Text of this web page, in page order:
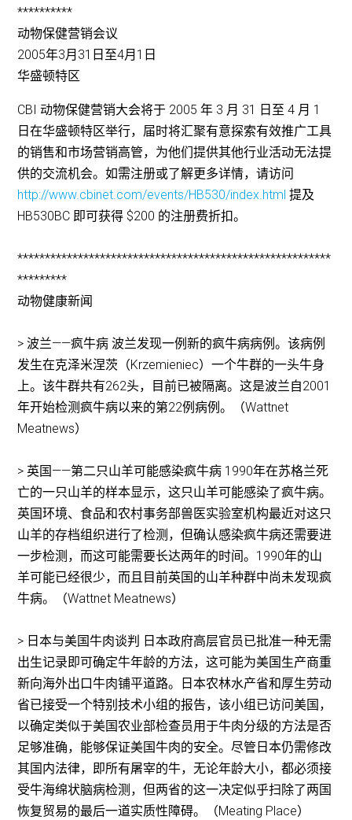
**********
动物保健营销会议
2005年3月31日至4月1日
华盛顿特区
CBI 动物保健营销大会将于 2005 年 3 月 31 日至 4 月 1
日在华盛顿特区举行，届时将汇聚有意探索有效推广工具
的销售和市场营销高管，为他们提供其他行业活动无法提
供的交流机会。如需注册或了解更多详情，请访问
http://www.cbinet.com/events/HB530/index.html 提及
HB530BC 即可获得 $200 的注册费折扣。
*********************************************************
*********
动物健康新闻
> 波兰——疯牛病 波兰发现一例新的疯牛病病例。该病例
发生在克泽米涅茨（Krzemieniec）一个牛群的一头牛身
上。该牛群共有262头，目前已被隔离。这是波兰自2001
年开始检测疯牛病以来的第22例病例。（Wattnet
Meatnews）
> 英国——第二只山羊可能感染疯牛病 1990年在苏格兰死
亡的一只山羊的样本显示，这只山羊可能感染了疯牛病。
英国环境、食品和农村事务部兽医实验室机构最近对这只
山羊的存档组织进行了检测，但确认感染疯牛病还需要进
一步检测，而这可能需要长达两年的时间。1990年的山
羊可能已经很少，而且目前英国的山羊种群中尚未发现疯
牛病。（Wattnet Meatnews）
> 日本与美国牛肉谈判 日本政府高层官员已批准一种无需
出生记录即可确定牛年龄的方法，这可能为美国生产商重
新向海外出口牛肉铺平道路。日本农林水产省和厚生劳动
省已接受一个特别技术小组的报告，该小组已访问美国，
以确定类似于美国农业部检查员用于牛肉分级的方法是否
足够准确，能够保证美国牛肉的安全。尽管日本仍需修改
其国内法律，即所有屠宰的牛，无论年龄大小，都必须接
受牛海绵状脑病检测，但两省的这一决定似乎扫除了两国
恢复贸易的最后一道实质性障碍。（Meating Place）